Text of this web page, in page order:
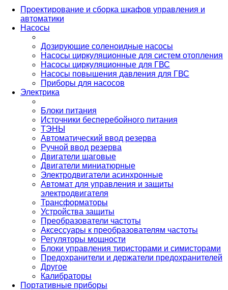
Проектирование и сборка шкафов управления и
автоматики
Насосы
Дозирующие соленоидные насосы
Насосы циркуляционные для систем отопления
Насосы циркуляционные для ГВС
Насосы повышения давления для ГВС
Приборы для насосов
Электрика
Блоки питания
Источники бесперебойного питания
ТЭНЫ
Автоматический ввод резерва
Ручной ввод резерва
Двигатели шаговые
Двигатели миниатюрные
Электродвигатели асинхронные
Автомат для управления и защиты
электродвигателя
Трансформаторы
Устройства защиты
Преобразователи частоты
Аксессуары к преобразователям частоты
Регуляторы мощности
Блоки управления тиристорами и симисторами
Предохранители и держатели предохранителей
Другое
Калибраторы
Портативные приборы